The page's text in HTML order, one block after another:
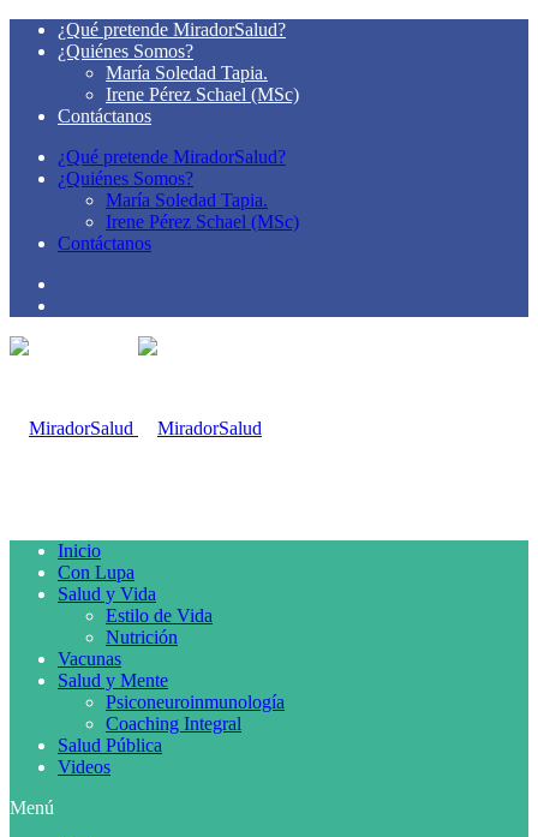
¿Qué pretende MiradorSalud?
¿Quiénes Somos?
María Soledad Tapia.
Irene Pérez Schael (MSc)
Contáctanos
¿Qué pretende MiradorSalud?
¿Quiénes Somos?
María Soledad Tapia.
Irene Pérez Schael (MSc)
Contáctanos
Inicio
Con Lupa
Salud y Vida
Estilo de Vida
Nutrición
Vacunas
Salud y Mente
Psiconeuroinmunología
Coaching Integral
Salud Pública
Videos
Menú